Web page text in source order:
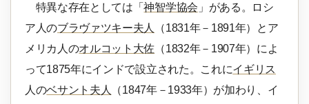
特異な存在としては「神智学協会 」がある。ロシ
ア人のブラヴァツキー夫人
（1831年－1891年）とア
メリカ人のオルコット大佐 （1832年－1907年）によ
って1875年にインドで設立された。これにイギリス
人のベサント夫人
（1847年－1933年）が加わり、イ